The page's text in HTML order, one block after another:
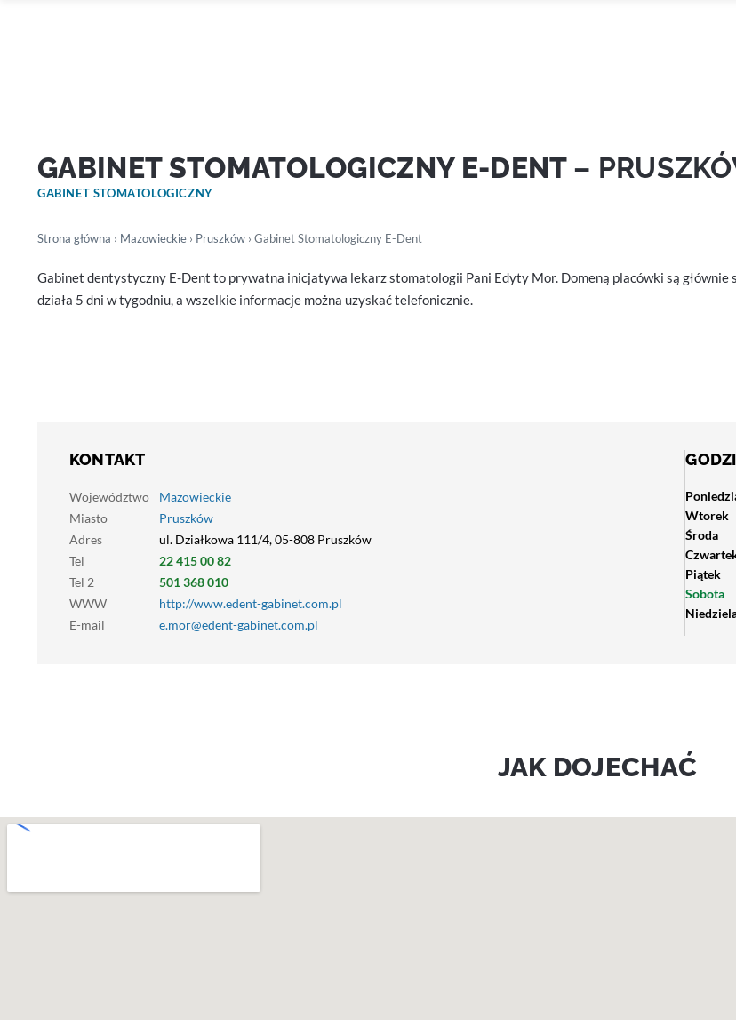
GABINET STOMATOLOGICZNY E-DENT –
GABINET STOMATOLOGICZNY
Strona główna › Mazowieckie › Pruszków › Gabinet Stomatologiczny E-Dent
Gabinet dentystyczny E-Dent to prywatna inicjatywa lekarz stomatologii Pani Edyty Mor. Domeną placówki są
działa 5 dni w tygodniu, a wszelkie informacje można uzyskać telefonicznie.
KONTAKT
Województwo
Mazowieckie
Miasto
Pruszków
Adres
ul. Działkowa 111/4, 05-808 Pruszków
Tel
22 415 00 82
Tel 2
501 368 010
WWW
http://www.edent-gabinet.com.pl
E-mail
e.mor@edent-gabinet.com.pl
Wtorek
Środa
Piątek
Sobota
JAK DOJECHAĆ